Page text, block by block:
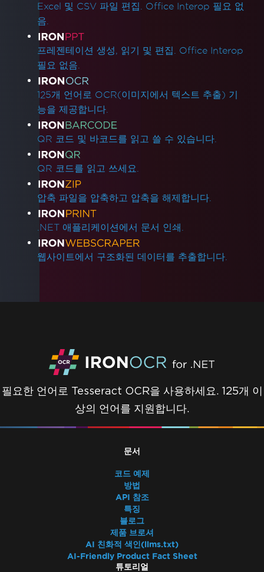
Excel 및 CSV 파일 편집. Office Interop 필요 없
음.
프레젠테이션 생성, 읽기 및 편집. Office Interop
필요 없음.
125개 언어로 OCR(이미지에서 텍스트 추출) 기
능을 제공합니다.
QR 코드 및 바코드를 읽고 쓸 수 있습니다.
QR 코드를 읽고 쓰세요.
압축 파일을 압축하고 압축을 해제합니다.
.NET 애플리케이션에서 문서 인쇄.
웹사이트에서 구조화된 데이터를 추출합니다.
필요한 언어로 Tesseract OCR을 사용하세요. 125개 이
상의 언어를 지원합니다.
문서
코드 예제
방법
API 참조
특징
블로그
제품 브로셔
AI 친화적 색인(llms.txt)
AI-Friendly Product Fact Sheet
튜토리얼